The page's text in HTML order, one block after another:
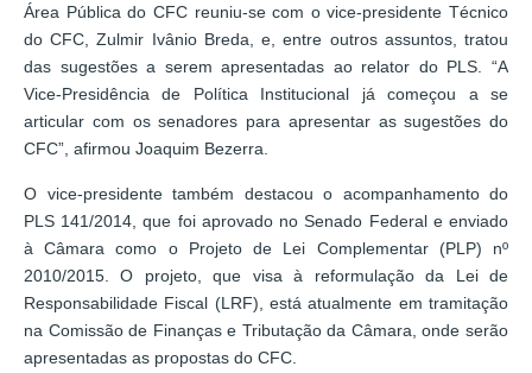
Área Pública do CFC reuniu-se com o vice-presidente Técnico
do CFC, Zulmir Ivânio Breda, e, entre outros assuntos, tratou
das sugestões a serem apresentadas ao relator do PLS. “A
Vice-Presidência de Política Institucional já começou a se
articular com os senadores para apresentar as sugestões do
CFC”, afirmou Joaquim Bezerra.
O vice-presidente também destacou o acompanhamento do
PLS 141/2014, que foi aprovado no Senado Federal e enviado
à Câmara como o Projeto de Lei Complementar (PLP) nº
2010/2015. O projeto, que visa à reformulação da Lei de
Responsabilidade Fiscal (LRF), está atualmente em tramitação
na Comissão de Finanças e Tributação da Câmara, onde serão
apresentadas as propostas do CFC.